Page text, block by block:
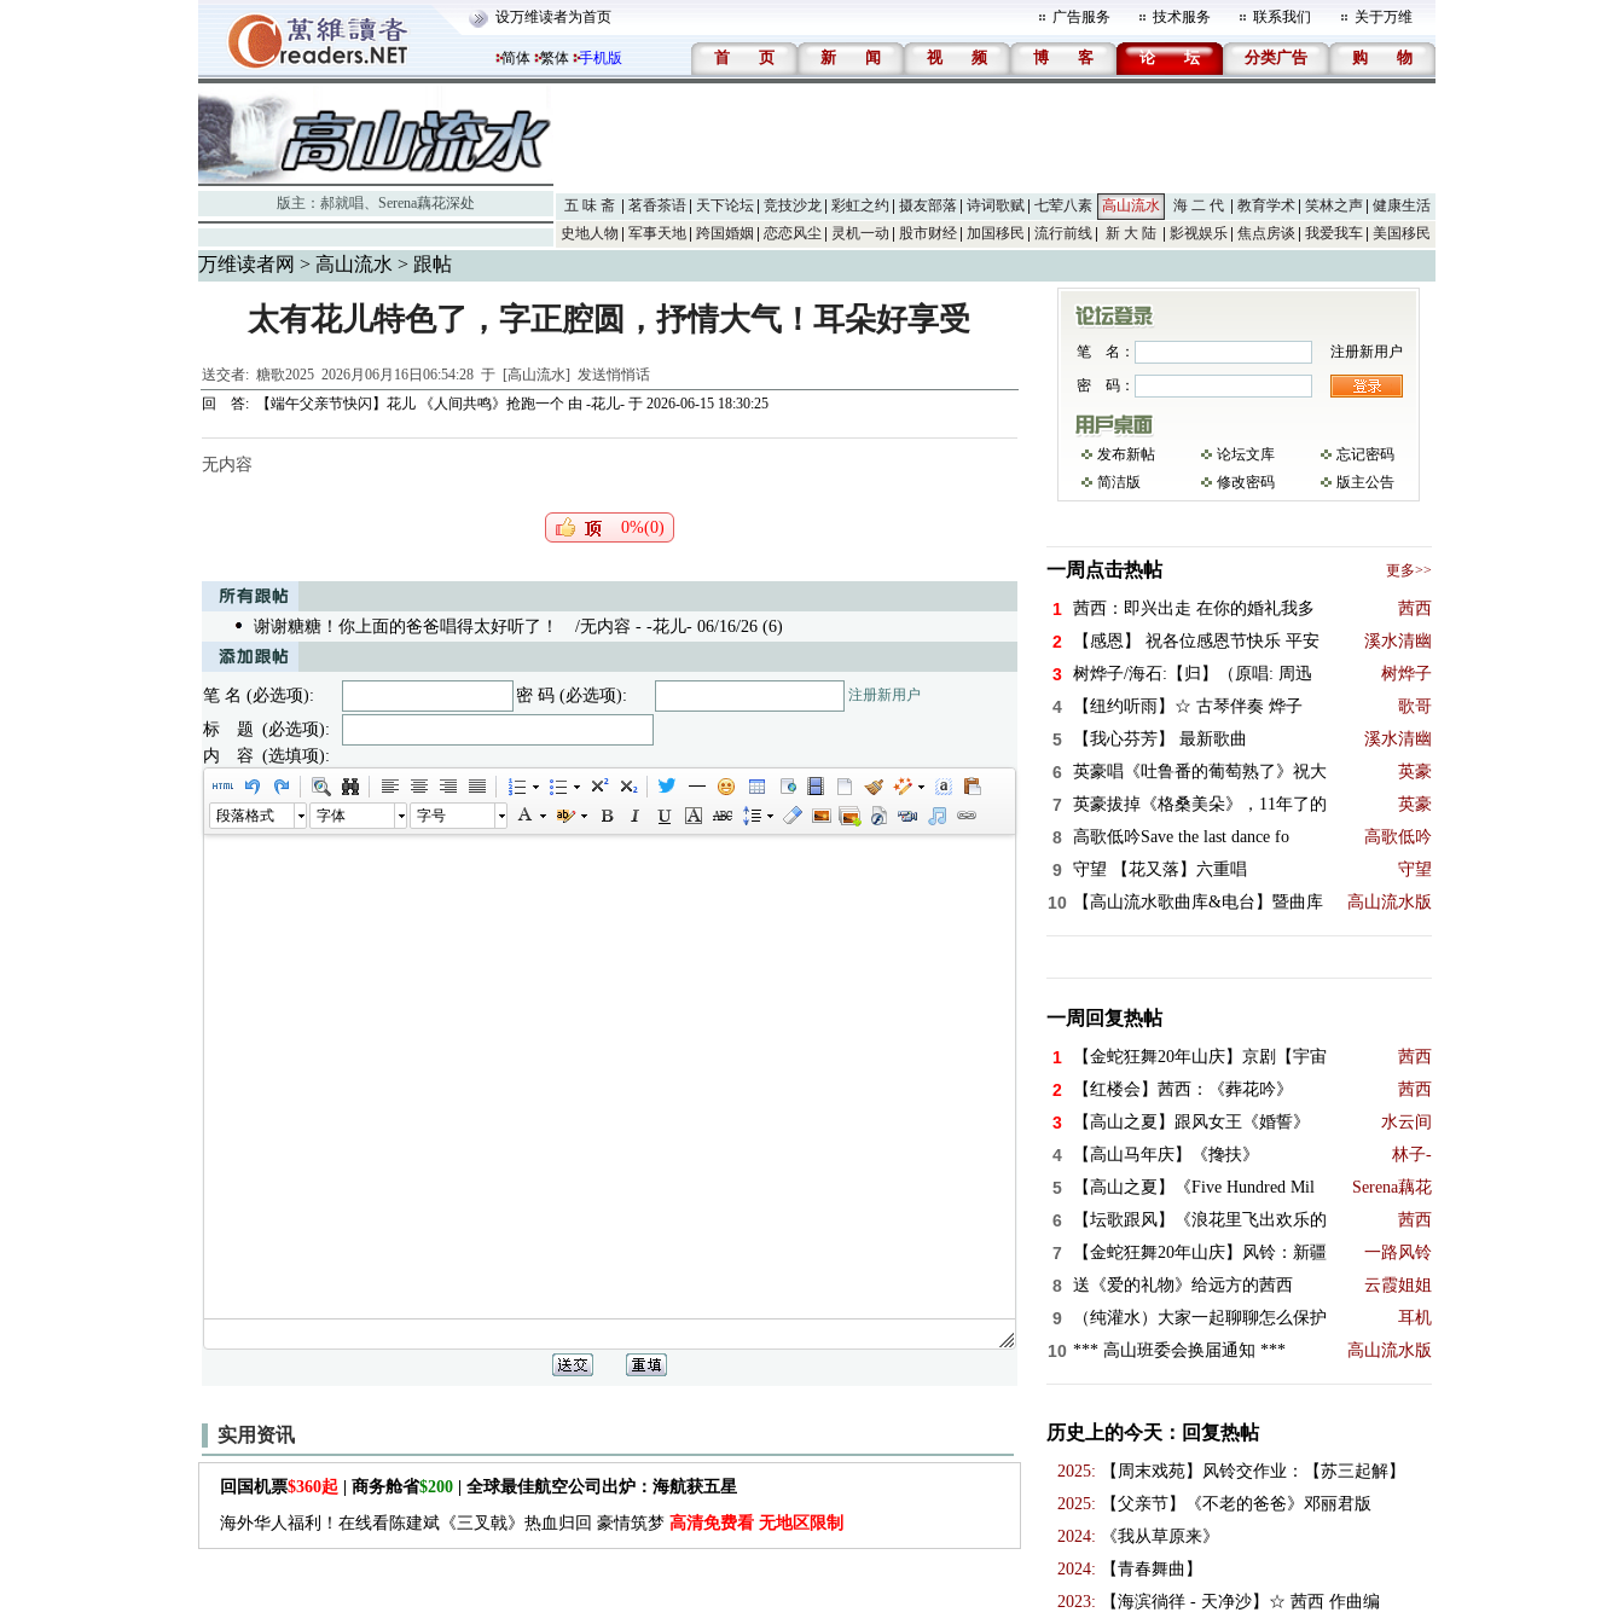
设万维读者为首页 广告服务 技术服务 联系我们 关于万维
简体 繁体 手机版 首 页 新 闻 视 频 博 客 论 坛 分类广告 购 物
版主： 郝就唱、 Serena藕花深处 五 味 斋 茗香茶语 天下论坛 竞技沙龙 彩虹之约 摄友部落 诗词歌赋 七荤八素 高山流水 海 二 代 教育学术 笑林之声
健康生活
史地人物
军事天地 跨国婚姻 恋恋风尘 灵机一动 股市财经 加国移民 流行前线 新 大 陆 影视娱乐 焦点房谈 我爱我车 美国移民
万维读者网 > 高山流水 > 跟帖
太有花儿特色了，字正腔圆，抒情大气！耳朵好享受
送交者: 糖歌20252026月06月16日06:54:28 于 [高山流水] 发送悄悄话
回 答:
【端午父亲节快闪】花儿 《人间共鸣》抢跑一个由 -花儿-于 2026-06-15 18:30:25
无内容
0%(0)
谢谢糖糖！你上面的爸爸唱得太好听了！ /无内容 - -花儿- 06/16/26 (6)
笔 名 (必选项): 密 码 (必选项): 注册新用户
标 题 (必选项):
内 容 (选填项):
段落格式 字体 字号
实用资讯
回国机票$360起 | 商务舱省$200| 全球最佳航空公司出炉：海航获五星
海外华人福利！在线看陈建斌《三叉戟》热血归回 豪情筑梦 高清免费看 无地区限制
笔 名：
注册新用户
密 码：
发布新帖 论坛文库
忘记密码
简洁版
修改密码 版主公告
一周点击热帖 更多>>
1 茜西：即兴出走 在你的婚礼我多 茜西
2 【感恩】 祝各位感恩节快乐 平安 溪水清幽
3 树烨子/海石:【归】（原唱: 周迅 树烨子
4 【纽约听雨】☆ 古琴伴奏 烨子 歌哥
5 【我心芬芳】 最新歌曲 溪水清幽
6 英豪唱《吐鲁番的葡萄熟了》祝大 英豪
7 英豪拔掉《格桑美朵》，11年了的 英豪
8 高歌低吟Save the last dance fo 高歌低吟
9 守望 【花又落】六重唱 守望
10 【高山流水歌曲库&电台】暨曲库 高山流水版
一周回复热帖
1 【金蛇狂舞20年山庆】京剧【宇宙 茜西
2 【红楼会】茜西：《葬花吟》 茜西
3 【高山之夏】跟风女王《婚誓》 水云间
4 【高山马年庆】《搀扶》 林子-
5 【高山之夏】《Five Hundred Mil Serena藕花
6 【坛歌跟风】《浪花里飞出欢乐的 茜西
7 【金蛇狂舞20年山庆】风铃：新疆 一路风铃
8 送《爱的礼物》给远方的茜西 云霞姐姐
9 （纯灌水）大家一起聊聊怎么保护 耳机
10 *** 高山班委会换届通知 *** 高山流水版
历史上的今天：回复热帖
2025:
【周末戏苑】风铃交作业：【苏三起解】
2025:
【父亲节】《不老的爸爸》邓丽君版
2024:
《我从草原来》
2024:
【青春舞曲】
2023:
【海滨徜徉 - 天净沙】☆ 茜西 作曲编